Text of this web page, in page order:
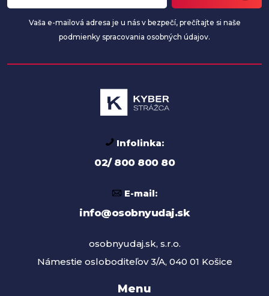
Vaša e-mailová adresa je u nás v bezpečí, prečítajte si naše
podmienky spracovania osobných údajov.
Infolinka:
02/ 800 800 80
E-mail:
info@osobnyudaj.sk
osobnyudaj.sk, s.r.o.
Námestie osloboditeľov 3/A, 040 01 Košice
Menu